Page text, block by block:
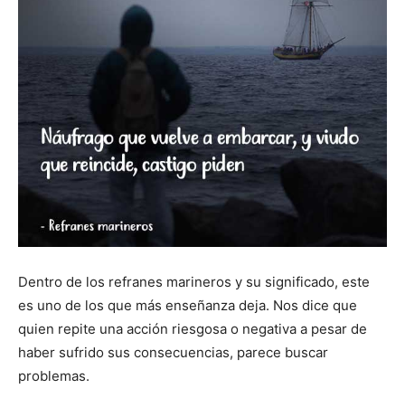
Dentro de los refranes marineros y su significado, este
es uno de los que más enseñanza deja. Nos dice que
quien repite una acción riesgosa o negativa a pesar de
haber sufrido sus consecuencias, parece buscar
problemas.